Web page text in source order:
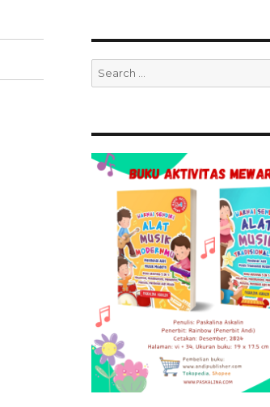
Search
for: